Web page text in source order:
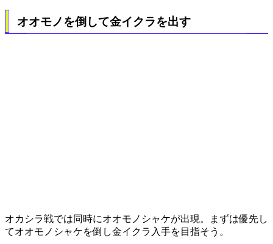
オオモノを倒して金イクラを出す
オカシラ戦では同時にオオモノシャケが出現。まずは優先し
てオオモノシャケを倒し金イクラ入手を目指そう。